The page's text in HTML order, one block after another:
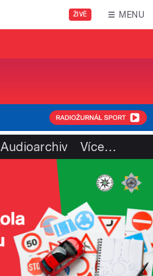
ŽIVĚ MENU
Audioarchiv Více…